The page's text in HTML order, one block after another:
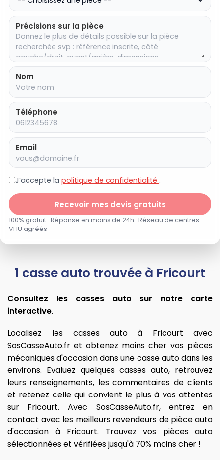
Précisions sur la pièce
Nom
Téléphone
Email
J’accepte la politique de confidentialité .
Recevoir mes devis gratuits
100% gratuit · Réponse en moins de 24h · Réseau de centres
VHU agréés
1 casse auto trouvée à Fricourt
Consultez les casses auto sur notre carte
interactive.
Localisez les casses auto à Fricourt avec
SosCasseAuto.fr et obtenez moins cher vos pièces
mécaniques d'occasion dans une casse auto dans les
environs. Evaluez quelques casses auto, retrouvez
leurs renseignements, les commentaires de clients
et retenez celle qui convient le plus à vos attentes
sur Fricourt. Avec SosCasseAuto.fr, entrez en
contact avec les meilleurs revendeurs de pièce auto
d'occasion à Fricourt. Trouvez vos pièces auto
sélectionnées et vérifiées jusqu'à 70% moins cher !